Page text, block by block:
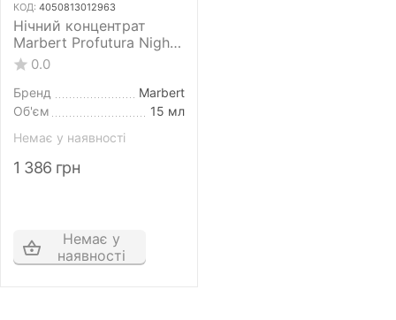
КОД: 4050813012963
Нічний концентрат
Marbert Profutura Night
Concentrate 15 мл
0.0
Бренд
Marbert
Об'єм
15 мл
Немає у наявності
1 386 грн
Немає у
наявності